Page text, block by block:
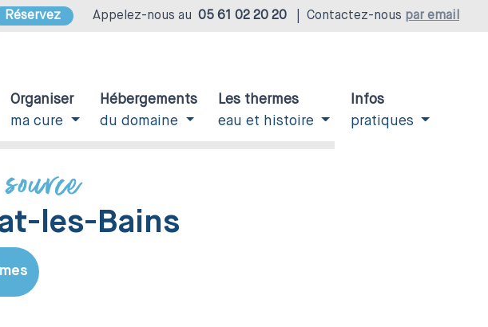
Réservez Appelez-nous au 05 61 02 20 20 Contactez-nous par email
Organiser
ma cure
Hébergements
du domaine
Les thermes
eau et histoire
Infos
pratiques
les-Bains